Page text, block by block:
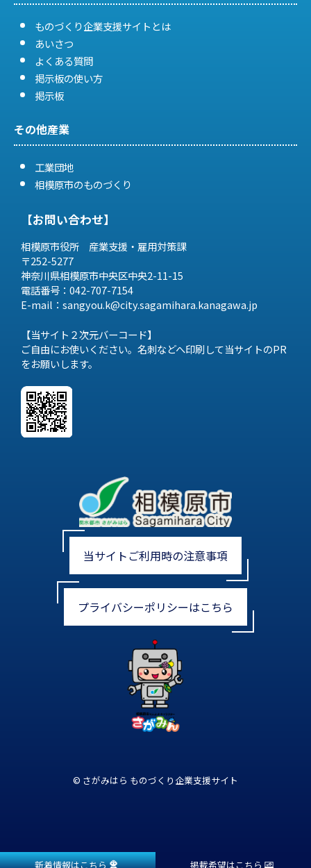
ものづくり企業支援サイトとは
あいさつ
よくある質問
掲示板の使い方
掲示板
その他産業
工業団地
相模原市のものづくり
【お問い合わせ】
相模原市役所 産業支援・雇用対策課
〒252-5277
神奈川県相模原市中央区中央2-11-15
電話番号：042-707-7154
E-mail：sangyou.k@city.sagamihara.kanagawa.jp
【当サイト２次元バーコード】
ご自由にお使いください。名刺などへ印刷して当サイトのPR
をお願いします。
当サイトご利用時の注意事項
プライバシーポリシーはこちら
© さがみはら ものづくり企業支援サイト
新着情報はこちら 掲載希望はこちら